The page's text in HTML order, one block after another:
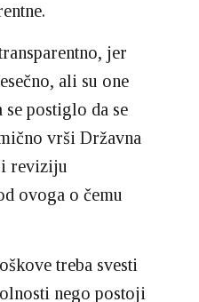
jer
ali su one
postiglo da se
vrši Državna
reviziju
ovoga o čemu
treba svesti
nego postoji